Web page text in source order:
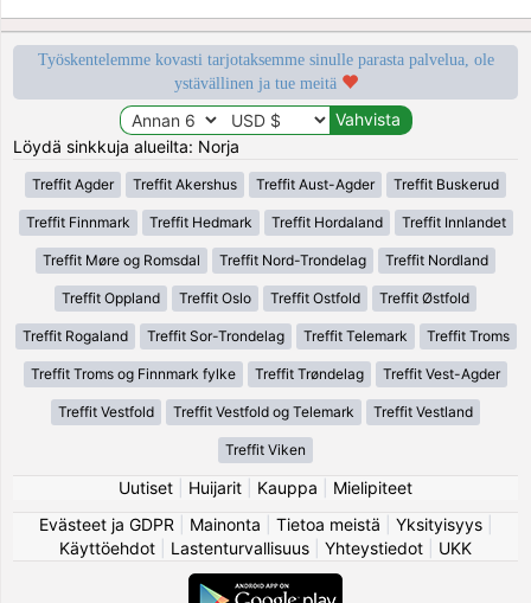
Työskentelemme kovasti tarjotaksemme sinulle parasta palvelua, ole
ystävällinen ja tue meitä
Löydä sinkkuja alueilta: Norja
Treffit Agder Treffit Akershus Treffit Aust-Agder Treffit Buskerud
Treffit Finnmark Treffit Hedmark Treffit Hordaland Treffit Innlandet
Treffit Møre og Romsdal Treffit Nord-Trondelag Treffit Nordland
Treffit Oppland Treffit Oslo Treffit Ostfold Treffit Østfold
Treffit Rogaland Treffit Sor-Trondelag Treffit Telemark Treffit Troms
Treffit Troms og Finnmark fylke Treffit Trøndelag Treffit Vest-Agder
Treffit Vestfold Treffit Vestfold og Telemark Treffit Vestland
Treffit Viken
Uutiset Huijarit Kauppa
Mielipiteet
Evästeet ja GDPR
Mainonta Tietoa meistä Yksityisyys|
Käyttöehdot
Lastenturvallisuus Yhteystiedot UKK